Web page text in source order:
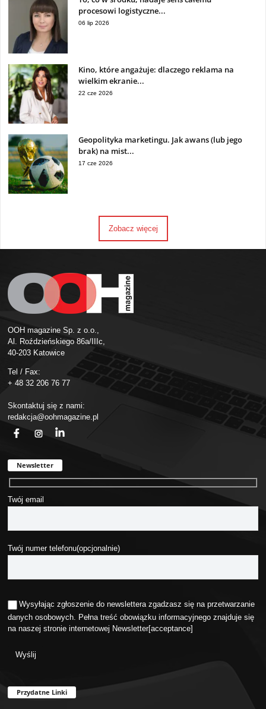
procesowi logistyczne...
06 lip 2026
Kino, które angażuje: dlaczego reklama na
wielkim ekranie...
22 cze 2026
Geopolityka marketingu. Jak awans (lub jego
brak) na mist...
17 cze 2026
Zobacz więcej
OOH magazine Sp. z o.o.,
Al. Roździeńskiego 86a/IIIc,
40-203 Katowice
Tel / Fax:
+ 48 32 206 76 77
Skontaktuj się z nami:
redakcja@oohmagazine.pl
Newsletter
Twój email
Twój numer telefonu(opcjonalnie)
Wysyłając zgłoszenie do newslettera zgadzasz się na przetwarzanie
danych osobowych. Pełna treść obowiązku informacyjnego znajduje się
na naszej stronie internetowej Newsletter[acceptance]
Przydatne Linki